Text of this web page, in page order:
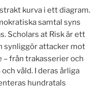
kurva i ett diagram.
samtal syns
Scholars at Risk är ett
synliggör attacker mot
från trakasserier och
våld. I deras årliga
hundratals